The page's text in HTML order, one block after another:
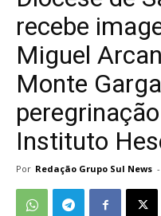
recebe
Miguel
Monte
Instituto
Por Redação Grupo Sul News -